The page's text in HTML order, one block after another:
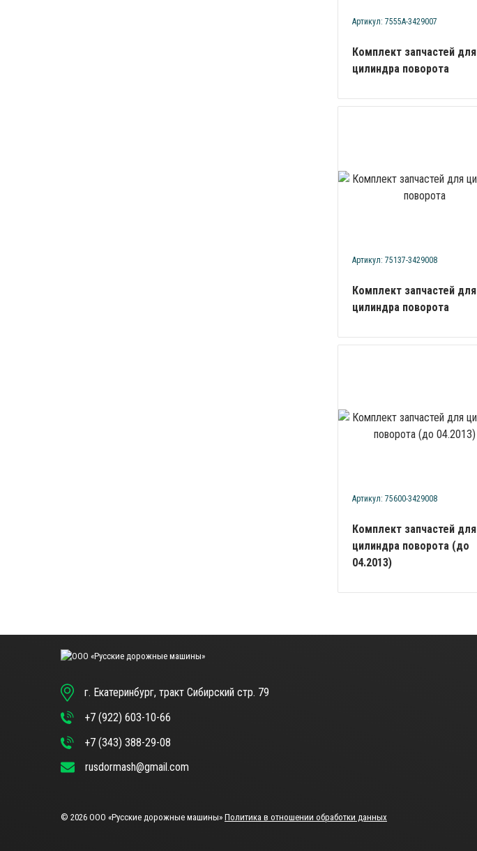
Артикул: 7555А-3429007
Комплект запчастей для
цилиндра поворота
Артикул: 75137-3429008
Комплект запчастей для
цилиндра поворота
Артикул: 75600-3429008
Комплект запчастей для
цилиндра поворота (до
04.2013)
г. Екатеринбург, тракт Сибирский стр. 79
+7 (922) 603-10-66
+7 (343) 388-29-08
rusdormash@gmail.com
© 2026 ООО «Русские дорожные машины» Политика в отношении обработки данных